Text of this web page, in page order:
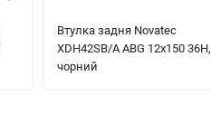
Втулка задня Novatec
XDH42SB/A ABG 12x150 36H,
чорний